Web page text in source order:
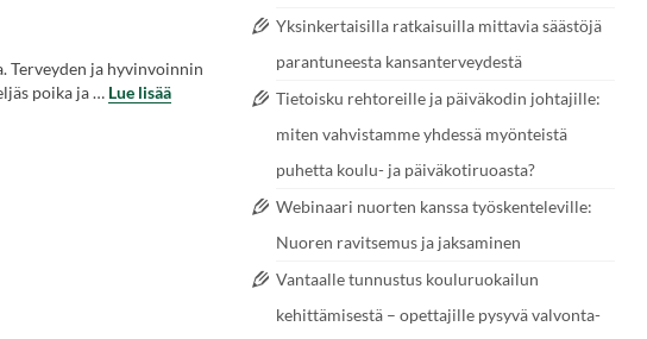
Terveyden ja hyvinvoinnin
poika ja … Lue lisää
Yksinkertaisilla ratkaisuilla mittavia säästöjä
parantuneesta kansanterveydestä
Tietoisku rehtoreille ja päiväkodin johtajille:
miten vahvistamme yhdessä myönteistä
puhetta koulu- ja päiväkotiruoasta?
Webinaari nuorten kanssa työskenteleville:
Nuoren ravitsemus ja jaksaminen
Vantaalle tunnustus kouluruokailun
kehittämisestä – opettajille pysyvä valvonta-